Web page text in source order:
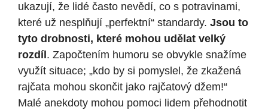
ukazují, že lidé ⁣často nevědí, co s‌ potravinami,
které ​už nesplňují „perfektní“ standardy. Jsou to
‌tyto⁣ drobnosti, které mohou udělat⁤ velký
rozdíl .⁣ Započtením⁣ humoru se ‍obvykle snažíme
využít situace; ⁤„kdo by ⁣si pomyslel,⁢ že zkažená
rajčata‍ mohou skončit jako rajčatový džem!“‌
Malé anekdoty mohou pomoci lidem⁣ přehodnotit